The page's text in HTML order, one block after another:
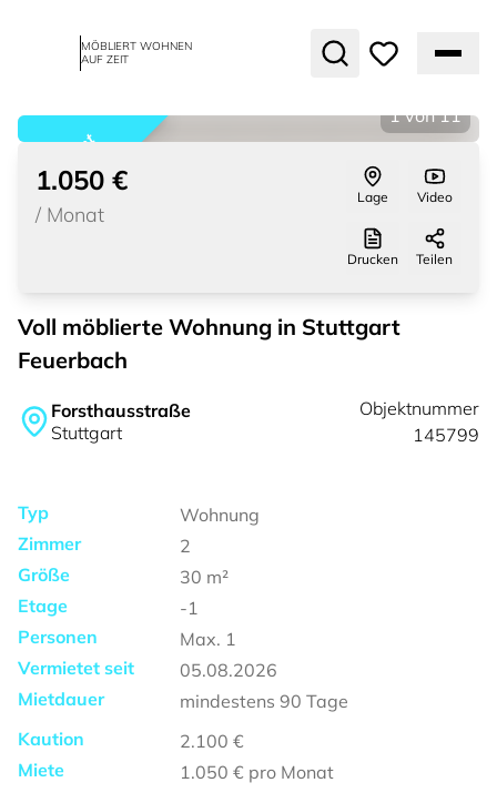
MÖBLIERT WOHNEN
AUF ZEIT
vermietet
1 von 11
1.050 €
/ Monat
Lage Video
Drucken Teilen
Voll möblierte Wohnung in Stuttgart
Feuerbach
Forsthausstraße
Stuttgart
Objektnummer
145799
Typ
Wohnung
Zimmer
2
Größe
30 m²
Etage
-1
Personen
Max. 1
Vermietet seit
05.08.2026
Mietdauer
mindestens 90 Tage
Kaution
2.100 €
Miete
1.050 € pro Monat